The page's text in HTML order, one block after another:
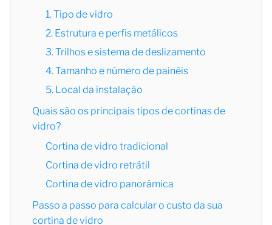
1. Tipo de vidro
2. Estrutura e perfis metálicos
3. Trilhos e sistema de deslizamento
4. Tamanho e número de painéis
5. Local da instalação
Quais são os principais tipos de cortinas de
vidro?
Cortina de vidro tradicional
Cortina de vidro retrátil
Cortina de vidro panorâmica
Passo a passo para calcular o custo da sua
cortina de vidro